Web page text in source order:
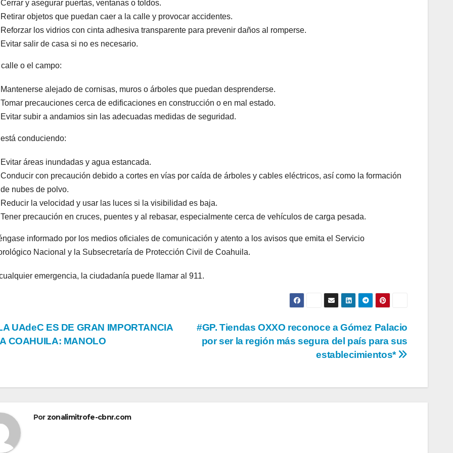
Cerrar y asegurar puertas, ventanas o toldos.
Retirar objetos que puedan caer a la calle y provocar accidentes.
Reforzar los vidrios con cinta adhesiva transparente para prevenir daños al romperse.
Evitar salir de casa si no es necesario.
o el campo:
Mantenerse alejado de cornisas, muros o árboles que puedan desprenderse.
Tomar precauciones cerca de edificaciones en construcción o en mal estado.
Evitar subir a andamios sin las adecuadas medidas de seguridad.
conduciendo:
Evitar áreas inundadas y agua estancada.
Conducir con precaución debido a cortes en vías por caída de árboles y cables eléctricos, así como la formación
de nubes de polvo.
Reducir la velocidad y usar las luces si la visibilidad es baja.
Tener precaución en cruces, puentes y al rebasar, especialmente cerca de vehículos de carga pesada.
informado por los medios oficiales de comunicación y atento a los avisos que emita el Servicio
Nacional y la Subsecretaría de Protección Civil de Coahuila.
emergencia, la ciudadanía puede llamar al 911.
#GP. Tiendas OXXO reconoce a Gómez Palacio
por ser la región más segura del país para sus
establecimientos*
UAdeC ES DE GRAN IMPORTANCIA
COAHUILA: MANOLO
Por zonalimitrofe-cbnr.com